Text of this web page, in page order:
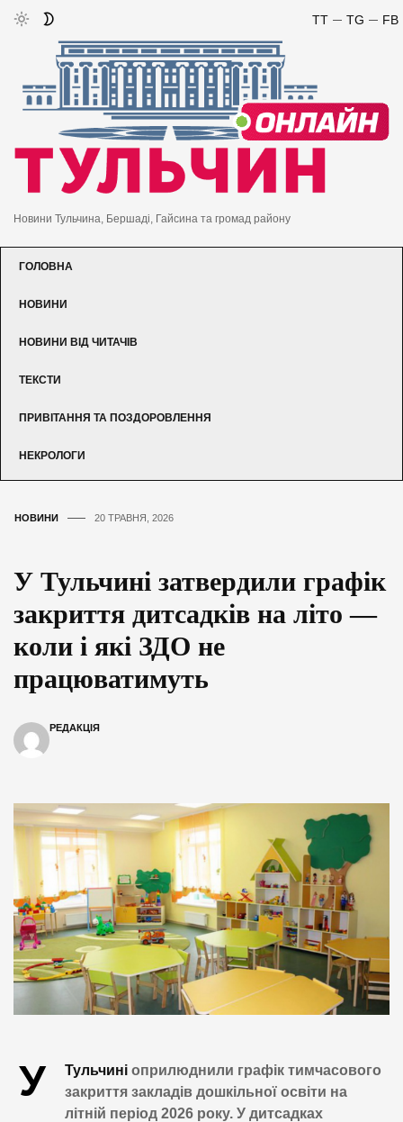
FB
TG
TT
Новини Тульчина, Бершаді, Гайсина та громад району
ГОЛОВНА
НОВИНИ
НОВИНИ ВІД ЧИТАЧІВ
ТЕКСТИ
ПРИВІТАННЯ ТА ПОЗДОРОВЛЕННЯ
НЕКРОЛОГИ
НОВИНИ 20 ТРАВНЯ, 2026
У Тульчині затвердили графік
закриття дитсадків на літо —
коли і які ЗДО не
працюватимуть
РЕДАКЦІЯ
У Тульчині оприлюднили графік тимчасового
закриття закладів дошкільної освіти на
літній період 2026 року. У дитсадках